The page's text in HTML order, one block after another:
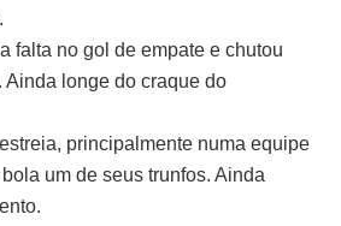
falta no gol de empate e chutou
Ainda longe do craque do
principalmente numa equipe
um de seus trunfos. Ainda